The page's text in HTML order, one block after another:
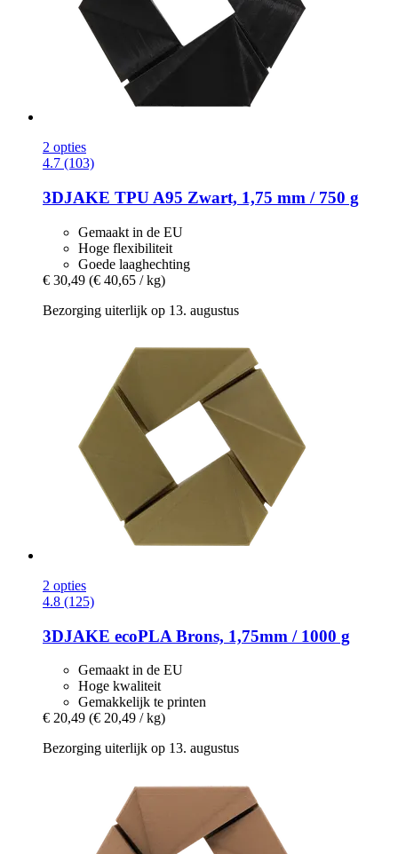
2 opties
4.7 (103)
3DJAKE TPU A95 Zwart, 1,75 mm / 750 g
Gemaakt in de EU
Hoge flexibiliteit
Goede laaghechting
€ 30,49 (€ 40,65 / kg)
Bezorging uiterlijk op 13. augustus
2 opties
4.8 (125)
3DJAKE ecoPLA Brons, 1,75mm / 1000 g
Gemaakt in de EU
Hoge kwaliteit
Gemakkelijk te printen
€ 20,49 (€ 20,49 / kg)
Bezorging uiterlijk op 13. augustus